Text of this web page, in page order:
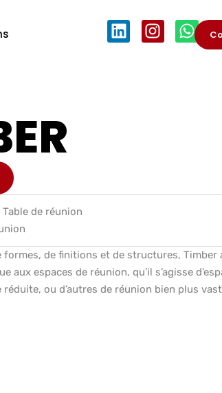
de réunion
formes, de finitions et de structures, Timber
aux espaces de réunion, qu’il s’agisse
ou d’autres de réunion bien plus